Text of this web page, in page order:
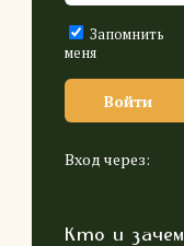
Запомнить
меня
Войти
Вход через:
Кто и зачем